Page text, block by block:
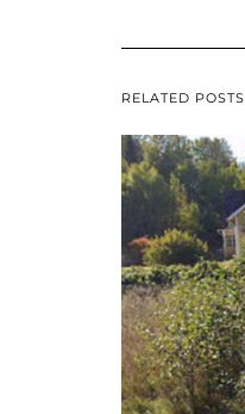
RELATED POSTS